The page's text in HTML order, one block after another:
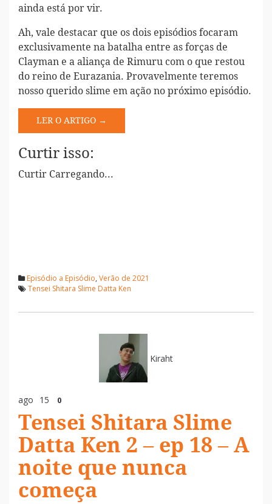
ainda está por vir.
Ah, vale destacar que os dois episódios focaram
exclusivamente na batalha entre as forças de
Clayman e a aliança de Rimuru com o que restou
do reino de Eurazania. Provavelmente teremos
nosso querido slime em ação no próximo episódio.
LER O ARTIGO →
Curtir isso:
Curtir Carregando...
Episódio a Episódio, Verão de 2021
Tensei Shitara Slime Datta Ken
Kiraht
ago 15 0
Tensei Shitara Slime
Datta Ken 2 – ep 18 – A
noite que nunca
começa